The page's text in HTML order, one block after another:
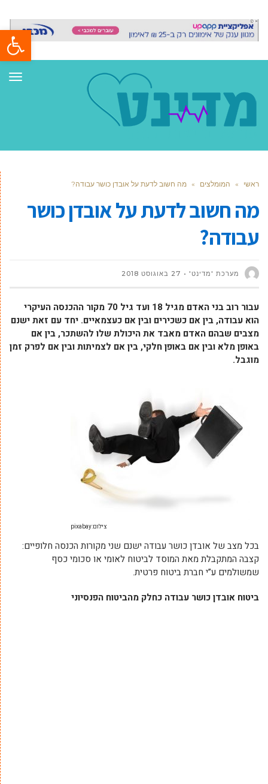
פתח
ראשי » המומלצים » מה חשוב לדעת על אובדן כושר עבודה?
מה חשוב לדעת על אובדן כושר
עבודה?
מערכת 'מדינט' 27 באוגוסט 2018
עבור רוב בני האדם מגיל 18 ועד גיל 70 מקור ההכנסה העיקרי
הוא עבודה, בין אם כשכירים ובין אם כעצמאיים. יחד עם זאת ישנם
מצבים שבהם האדם מאבד את היכולת שלו להשתכר, בין אם
באופן מלא ובין אם באופן חלקי, בין אם לצמיתות ובין אם לפרק זמן
מוגבל.
צילום:pixabay
בכל מצב של אובדן כושר עבודה ישנם שני מקורות הכנסה חלופיים:
קצבה המתקבלת מאת המוסד לביטוח לאומי או סכומי כסף
שמשולמים ע”י חברת ביטוח פרטית.
ביטוח אובדן כושר עבודה כחלק מהביטוח הפנסיוני